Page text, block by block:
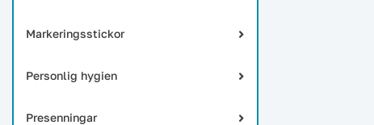
Markeringsstickor
Personlig hygien
Presenningar